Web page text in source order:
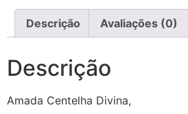
Descrição Avaliações (0)
Descrição
Amada Centelha Divina,